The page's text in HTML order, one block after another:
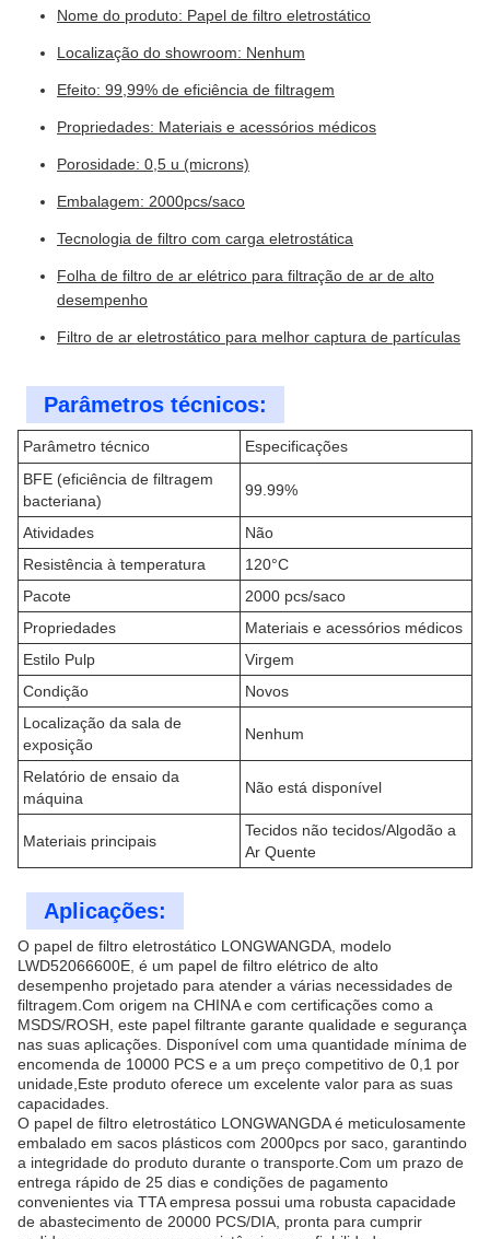
Nome do produto: Papel de filtro eletrostático
Localização do showroom: Nenhum
Efeito: 99,99% de eficiência de filtragem
Propriedades: Materiais e acessórios médicos
Porosidade: 0,5 u (microns)
Embalagem: 2000pcs/saco
Tecnologia de filtro com carga eletrostática
Folha de filtro de ar elétrico para filtração de ar de alto
desempenho
Filtro de ar eletrostático para melhor captura de partículas
Parâmetros técnicos:
Parâmetro técnico
Especificações
BFE (eficiência de filtragem
bacteriana)
99.99%
Atividades
Não
Resistência à temperatura
120°C
Pacote
2000 pcs/saco
Propriedades
Materiais e acessórios médicos
Estilo Pulp
Virgem
Condição
Novos
Localização da sala de
exposição
Nenhum
Relatório de ensaio da
máquina
Não está disponível
Materiais principais
Tecidos não tecidos/Algodão a
Ar Quente
Aplicações:
O papel de filtro eletrostático LONGWANGDA, modelo
LWD52066600E, é um papel de filtro elétrico de alto
desempenho projetado para atender a várias necessidades de
filtragem.Com origem na CHINA e com certificações como a
MSDS/ROSH, este papel filtrante garante qualidade e segurança
nas suas aplicações. Disponível com uma quantidade mínima de
encomenda de 10000 PCS e a um preço competitivo de 0,1 por
unidade,Este produto oferece um excelente valor para as suas
capacidades.
O papel de filtro eletrostático LONGWANGDA é meticulosamente
embalado em sacos plásticos com 2000pcs por saco, garantindo
a integridade do produto durante o transporte.Com um prazo de
entrega rápido de 25 dias e condições de pagamento
convenientes via TTA empresa possui uma robusta capacidade
de abastecimento de 20000 PCS/DIA, pronta para cumprir